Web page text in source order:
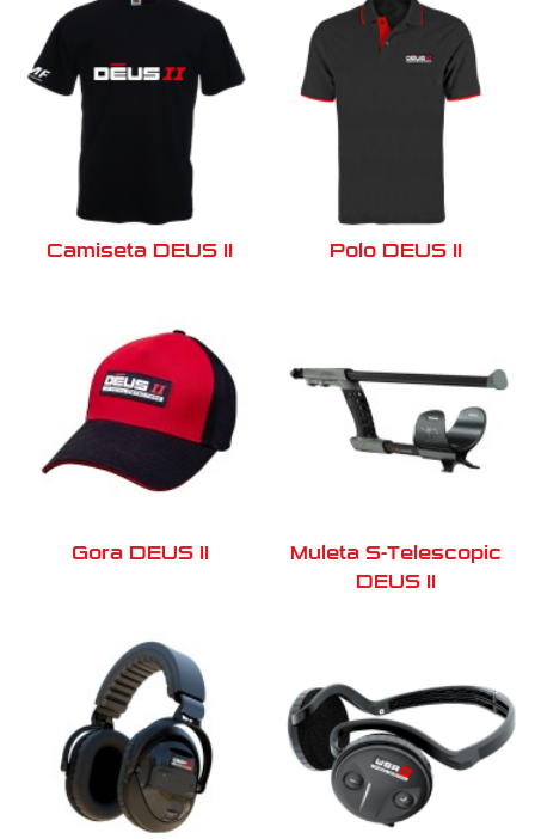
Camiseta DEUS II Polo DEUS II
Gora DEUS II
Muleta S-Telescopic
DEUS II